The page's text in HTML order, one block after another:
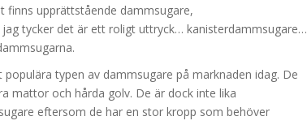
finns upprättstående dammsugare,
tycker det är ett roligt uttryck… kanisterdammsugare…
typen av dammsugare på marknaden idag. De
mattor och hårda golv. De är dock inte lika
eftersom de har en stor kropp som behöver